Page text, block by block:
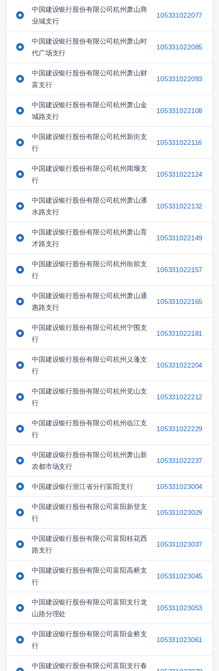
中国建设银行股份有限公司杭州萧山商
业城支行
105331022077
中国建设银行股份有限公司杭州萧山时
代广场支行
105331022085
中国建设银行股份有限公司杭州萧山财
富支行
105331022093
中国建设银行股份有限公司杭州萧山金
城路支行
105331022108
中国建设银行股份有限公司杭州新街支
行
105331022116
中国建设银行股份有限公司杭州闻堰支
行
105331022124
中国建设银行股份有限公司杭州萧山潘
水路支行
105331022132
中国建设银行股份有限公司杭州萧山育
才路支行
105331022149
中国建设银行股份有限公司杭州衙前支
行
105331022157
中国建设银行股份有限公司杭州萧山通
惠路支行
105331022165
中国建设银行股份有限公司杭州宁围支
行
105331022181
中国建设银行股份有限公司杭州义蓬支
行
105331022204
中国建设银行股份有限公司杭州党山支
行
105331022212
中国建设银行股份有限公司杭州临江支
行
105331022229
中国建设银行股份有限公司杭州萧山新
农都市场支行
105331022237
中国建设银行浙江省分行富阳支行 105331023004
中国建设银行股份有限公司富阳新登支
行
105331023029
中国建设银行股份有限公司富阳桂花西
路支行
105331023037
中国建设银行股份有限公司富阳高桥支
行
105331023045
中国建设银行股份有限公司富阳支行龙
山路分理处
105331023053
中国建设银行股份有限公司富阳金桥支
行
105331023061
中国建设银行股份有限公司富阳支行春